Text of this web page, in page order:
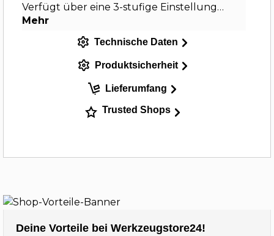
Verfügt über eine 3-stufige Einstellung…
Mehr
Technische Daten
Produktsicherheit
Lieferumfang
Trusted Shops
Deine Vorteile bei Werkzeugstore24!